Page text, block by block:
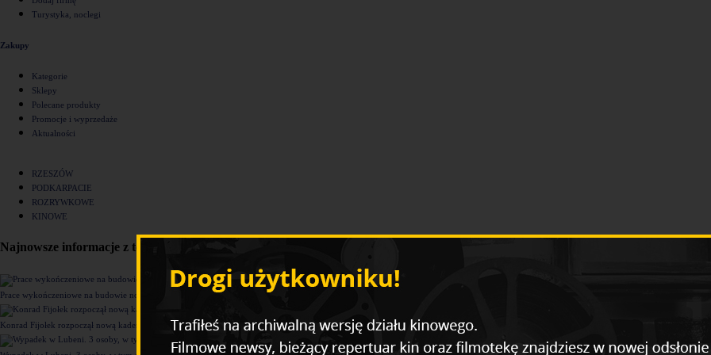
Turystyka, noclegi
Zakupy
Kategorie
Sklepy
Polecane produkty
Promocje i wyprzedaże
Aktualności
RZESZÓW
PODKARPACIE
ROZRYWKOWE
KINOWE
Najnowsze informacje z tego działu
Prace wykończeniowe na budowie nowego komisariatu Policji w Rzeszowie [ZDJĘCIA]
Konrad Fijołek rozpoczął nową kadencję. "Chcę rozwijać 4 filary funkcjonowania miasta"